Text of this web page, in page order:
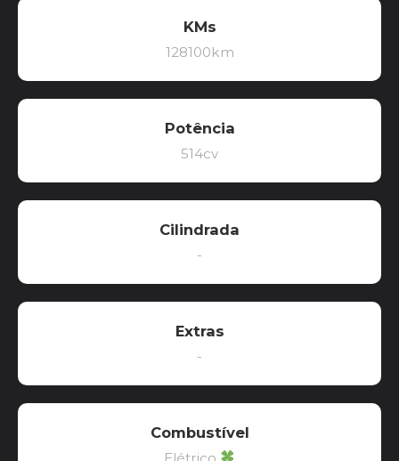
KMs
128100km
Potência
514cv
Cilindrada
-
Extras
-
Combustível